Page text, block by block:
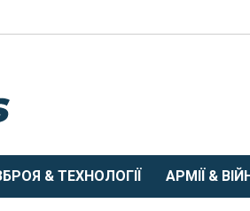
& ТЕХНОЛОГІЇ АРМІЇ &